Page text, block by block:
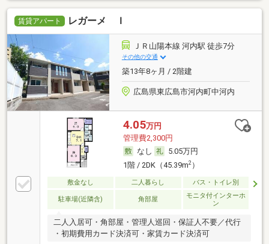
賃貸アパート レガーメ Ｉ
ＪＲ山陽本線 河内駅 徒歩7分
その他の交通
築13年8ヶ月 / 2階建
広島県東広島市河内町中河内
4.05万円
管理費2,300円
なし
5.05万円
1階 / 2DK（45.39m2）
敷金なし 二人暮らし バス・トイレ別
駐車場(近隣含) 角部屋
モニタ付インターホ
ン
二人入居可・角部屋・管理人巡回・保証人不要／代行
・初期費用カード決済可・家賃カード決済可